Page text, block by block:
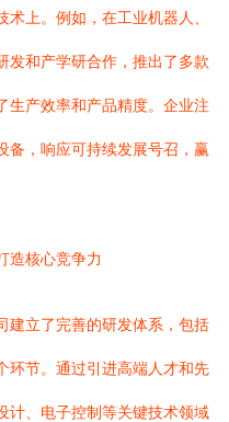
上。例如，在工业机器人、
发和产学研合作，推出了多款
生产效率和产品精度。企业注
备，响应可持续发展号召，赢
造核心竞争力
建立了完善的研发体系，包括
环节。通过引进高端人才和先
计、电子控制等关键技术领域